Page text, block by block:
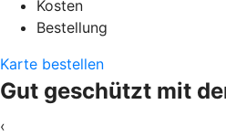
Kosten
Bestellung
Karte bestellen
Gut geschützt mit
‹